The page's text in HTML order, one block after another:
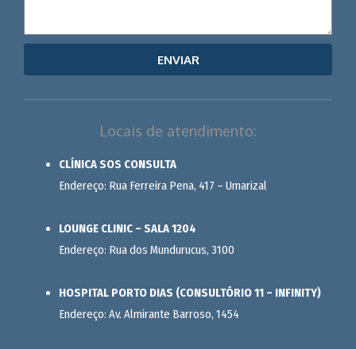
ENVIAR
Locais de atendimento:
CLÍNICA SOS CONSULTA
Endereço: Rua Ferreira Pena, 417 – Umarizal
LOUNGE CLINIC – SALA 1204
Endereço: Rua dos Mundurucus, 3100
HOSPITAL PORTO DIAS (CONSULTÓRIO 11 – INFINITY)
Endereço: Av. Almirante Barroso, 1454